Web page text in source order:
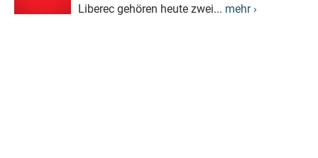
Liberec gehören heute zwei... mehr ›